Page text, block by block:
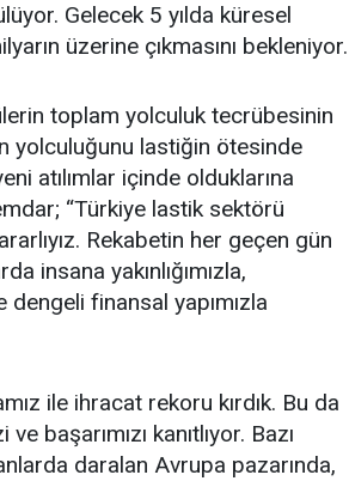
Gelecek 5 yılda küresel
üzerine çıkmasını bekleniyor.
toplam yolculuk tecrübesinin
yolculuğunu lastiğin ötesinde
atılımlar içinde olduklarına
“Türkiye lastik sektörü
Rekabetin her geçen gün
insana yakınlığımızla,
finansal yapımızla
ile ihracat rekoru kırdık. Bu da
başarımızı kanıtlıyor. Bazı
daralan Avrupa pazarında,